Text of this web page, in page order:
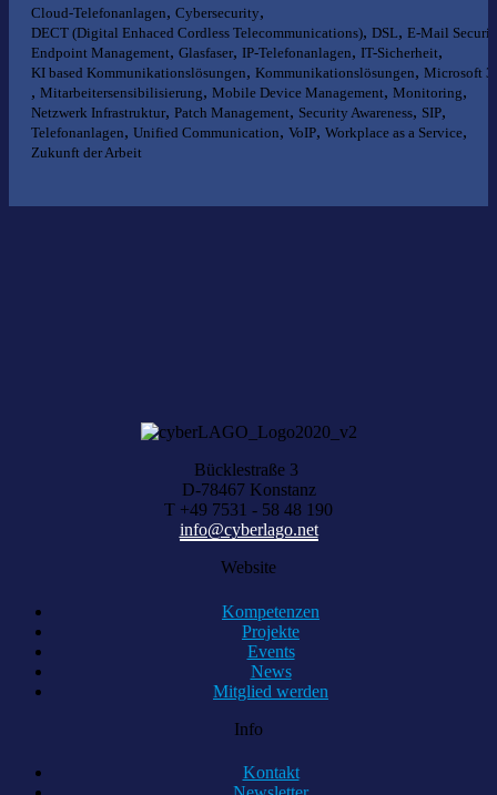
Cloud-Telefonanlagen, Cybersecurity,
DECT (Digital Enhaced Cordless Telecommunications), DSL, E-Mail
Endpoint Management, Glasfaser, IP-Telefonanlagen, IT-Sicherheit,
KI based Kommunikationslösungen, Kommunikationslösungen, Microsoft
, Mitarbeitersensibilisierung, Mobile Device Management, Monitoring,
Netzwerk Infrastruktur, Patch Management, Security Awareness, SIP,
Telefonanlagen, Unified Communication, VoIP, Workplace as a Service,
Zukunft der Arbeit
Bücklestraße 3
D-78467 Konstanz
T +49 7531 - 58 48 190
info@cyberlago.net
Website
Kompetenzen
Projekte
Events
News
Mitglied werden
Info
Kontakt